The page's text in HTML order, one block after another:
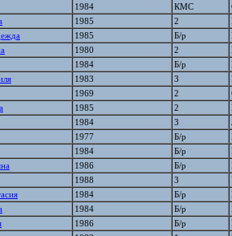
1984 КМС
1985 2
1985 Б/р
1980 2
1984 Б/р
1983 3
1969 2
1985 2
1984 3
1977 Б/р
1984 Б/р
1986 Б/р
1988 3
1984 Б/р
1984 Б/р
1986 Б/р